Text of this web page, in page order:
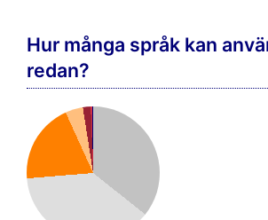
Hur många språk kan
redan?